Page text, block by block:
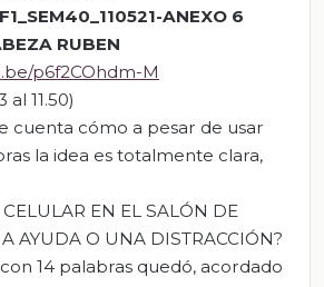
ANEXO 6
RUBEN
p6f2COhdm-M
al 11.50)
cuenta cómo a pesar de usar
la idea es totalmente clara,
EN EL SALÓN DE
AYUDA O UNA DISTRACCIÓN?
14 palabras quedó, acordado